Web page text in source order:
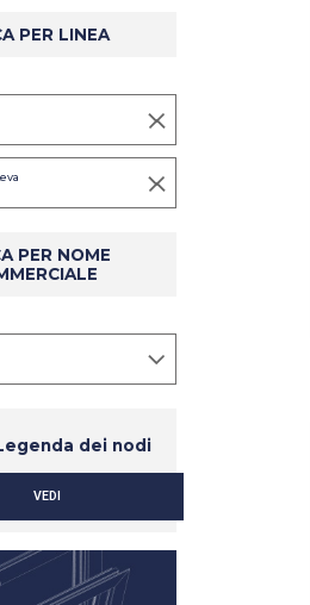
PER LINEA
PER NOME
dei nodi
VEDI